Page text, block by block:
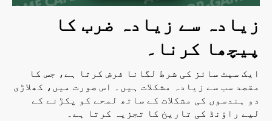
زیادہ سے زیادہ ضرب کا
پیچھا کرنا۔
ایک سیٹ سائز کی شرط لگانا فرض کرتا ہے، جس کا
مقصد سب سے زیادہ مشکلات ہیں۔ اس صورت میں، کھلاڑی
دو ہندسوں کی مشکلات کے ساتھ لمحے کو پکڑنے کے
لیے راؤنڈ کی تاریخ کا تجزیہ کرتا ہے۔